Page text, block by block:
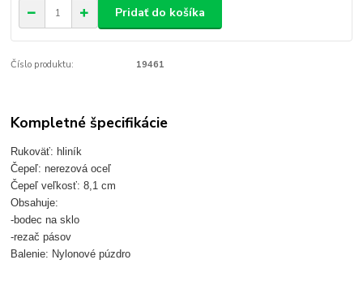
Pridať do košíka
Číslo produktu: 19461
Kompletné špecifikácie
Rukoväť: hliník
Čepeľ: nerezová oceľ
Čepeľ veľkosť: 8,1 cm
Obsahuje:
-bodec na sklo
-rezač pásov
Balenie: Nylonové púzdro